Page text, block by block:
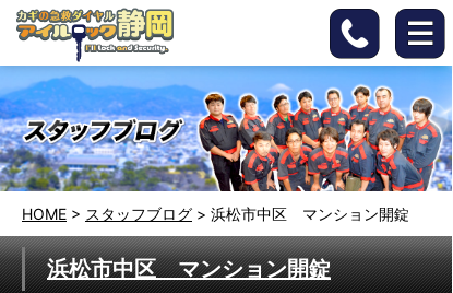
HOME > スタッフブログ > 浜松市中区 マンション開錠
浜松市中区 マンション開錠